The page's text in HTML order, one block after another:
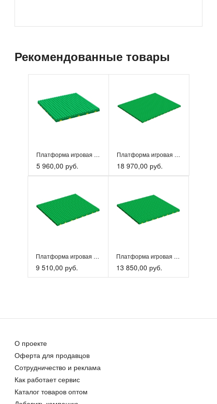
Рекомендованные товары
Платформа игровая 120×126см
5 960,00 руб.
Платформа игровая 192×252см
18 970,00 руб.
Платформа игровая 144×168см
9 510,00 руб.
Платформа игровая 168×210см
13 850,00 руб.
О проекте
Оферта для продавцов
Сотрудничество и реклама
Как работает сервис
Каталог товаров оптом